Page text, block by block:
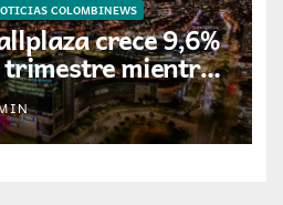
COLOMBINEWS
crece 9,6%
trimestre mientras
de crecimiento